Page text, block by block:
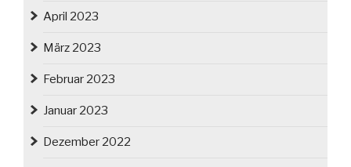
April 2023
März 2023
Februar 2023
Januar 2023
Dezember 2022